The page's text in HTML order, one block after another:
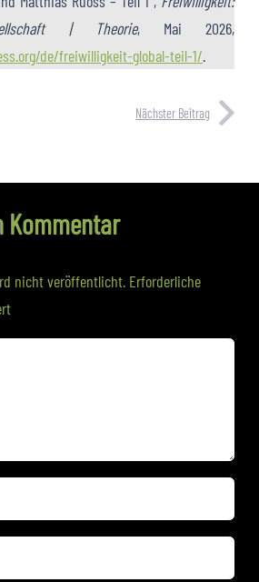
| Theorie, Mai 2026,
de/freiwilligkeit-global-teil-1/.
Nächster Beitrag
Kommentar
nicht veröffentlicht. Erforderliche